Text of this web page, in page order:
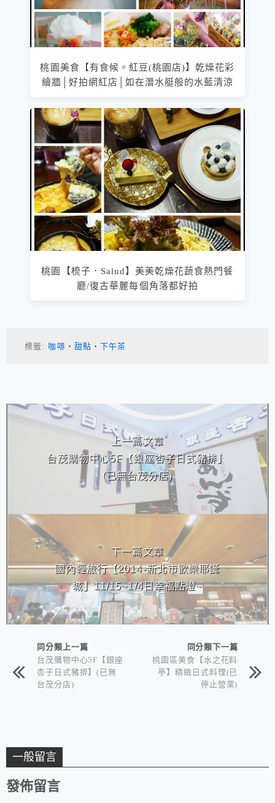
桃園美食【有食候。紅豆(桃園店)】乾燥花彩
繪牆│好拍網紅店│如在潛水艇般的水藍清涼
桃園【梳子．Salud】美美乾燥花蔬食熱門餐
廳/復古華麗每個角落都好拍
標籤: 咖啡‧甜點‧下午茶
相連文章
上一篇文章
台茂購物中心5F【銀座杏子日式豬排】
(已無台茂分店)
下一篇文章
國內輕旅行【2014-新北市歡樂耶誕
城】11/15~1/4日幸福點燈~
同分類上一篇
台茂購物中心5F【銀座
杏子日式豬排】(已無
台茂分店)
同分類下一篇
桃園區美食【水之花料
亭】精緻日式料理(已
停止營業)
一般留言
發佈留言